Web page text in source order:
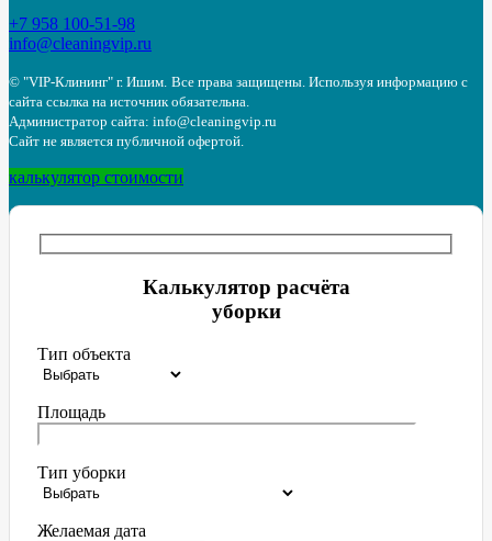
+7 958 100-51-98
info@cleaningvip.ru
© "VIP-Клининг" г. Ишим. Все права защищены. Используя информацию с
сайта ссылка на источник обязательна.
Администратор сайта: info@cleaningvip.ru
Сайт не является публичной офертой.
калькулятор стоимости
Калькулятор расчёта
уборки
Тип объекта
Площадь
Тип уборки
Желаемая дата